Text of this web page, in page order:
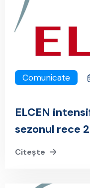
Comunicate
ELCEN
sezonul rece
Securitatea
investiții
Citește